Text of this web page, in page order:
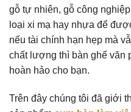
gỗ tự nhiên, gỗ công
loại xi mạ hay nhựa để
nếu tài chính hạn hẹp mà
chất lượng thì bàn ghế văn
hoàn hảo cho bạn.
Trên đây chúng tôi đã giới